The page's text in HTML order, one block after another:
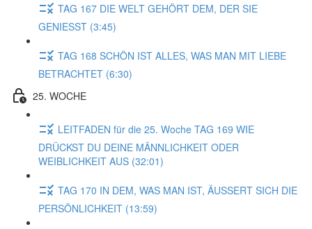
TAG 167 DIE WELT GEHÖRT DEM, DER SIE
GENIESST (3:45)
TAG 168 SCHÖN IST ALLES, WAS MAN MIT LIEBE
BETRACHTET (6:30)
25. WOCHE
LEITFADEN für die 25. Woche TAG 169 WIE
DRÜCKST DU DEINE MÄNNLICHKEIT ODER
WEIBLICHKEIT AUS (32:01)
TAG 170 IN DEM, WAS MAN IST, ÄUSSERT SICH DIE
PERSÖNLICHKEIT (13:59)